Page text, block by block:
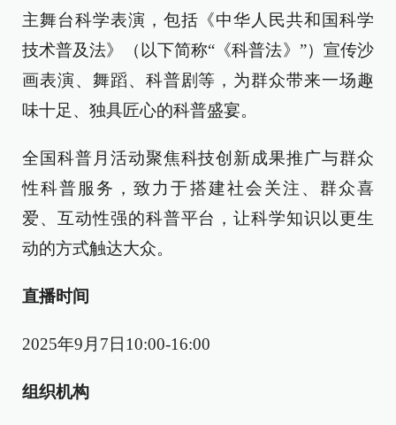
主舞台科学表演，包括《中华人民共和国科学
技术普及法》（以下简称“《科普法》”）宣传沙
画表演、舞蹈、科普剧等，为群众带来一场趣
味十足、独具匠心的科普盛宴。
全国科普月活动聚焦科技创新成果推广与群众
性科普服务，致力于搭建社会关注、群众喜
爱、互动性强的科普平台，让科学知识以更生
动的方式触达大众。
直播时间
2025年9月7日10:00-16:00
组织机构